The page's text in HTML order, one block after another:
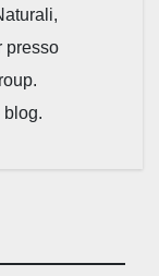
presso
blog.